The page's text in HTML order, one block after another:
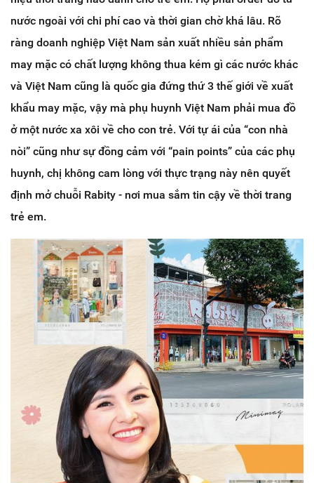
nước ngoài với chi phí cao và thời gian chờ khá lâu. Rõ
ràng doanh nghiệp Việt Nam sản xuất nhiều sản phẩm
may mặc có chất lượng không thua kém gì các nước khác
và Việt Nam cũng là quốc gia đứng thứ 3 thế giới về xuất
khẩu may mặc, vậy mà phụ huynh Việt Nam phải mua đồ
ở một nước xa xôi về cho con trẻ. Với tự ái của “con nhà
nòi” cũng như sự đồng cảm với “pain points” của các phụ
huynh, chị không cam lòng với thực trạng này nên quyết
định mở chuỗi Rabity - nơi mua sắm tin cậy về thời trang
trẻ em.